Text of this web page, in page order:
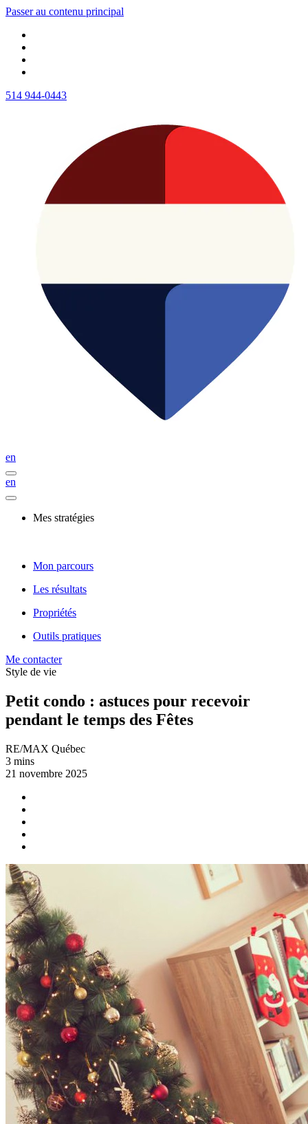
Passer au contenu principal
514 944-0443
en
en
Mes stratégies
Mon parcours
Les résultats
Propriétés
Outils pratiques
Me contacter
Style de vie
Petit condo : astuces pour recevoir
pendant le temps des Fêtes
RE/MAX Québec
3 mins
21 novembre 2025